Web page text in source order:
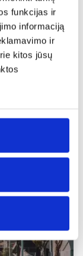
funkcijas ir
informaciją
ir
kitos jūsų